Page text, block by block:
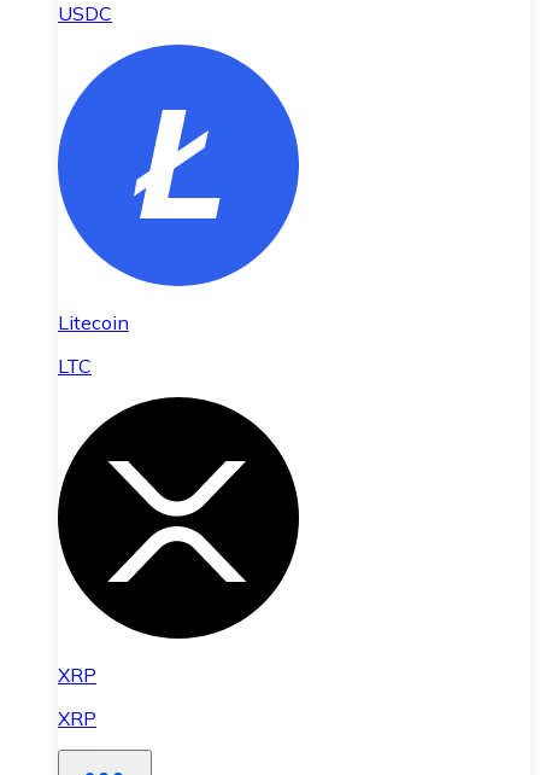
USDC
Litecoin
LTC
XRP
XRP